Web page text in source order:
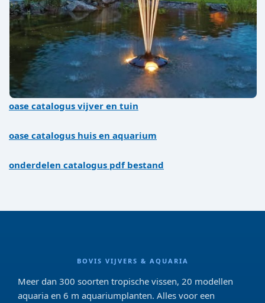
oase catalogus vijver en tuin
oase catalogus huis en aquarium
onderdelen catalogus pdf bestand
BOVIS VIJVERS & AQUARIA
Meer dan 300 soorten tropische vissen, 20 modellen
aquaria en 6 m aquariumplanten. Alles voor een